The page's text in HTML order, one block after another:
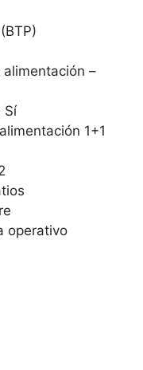
–
Sí
1+1
operativo